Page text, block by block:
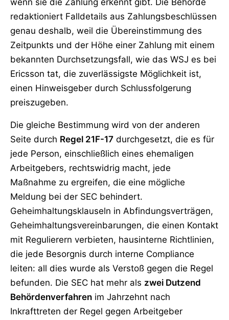
wenn sie die Zahlung erkennt gibt. Die Behörde
redaktioniert Falldetails aus Zahlungsbeschlüssen
genau deshalb, weil die Übereinstimmung des
Zeitpunkts und der Höhe einer Zahlung mit einem
bekannten Durchsetzungsfall, wie das WSJ es bei
Ericsson tat, die zuverlässigste Möglichkeit ist,
einen Hinweisgeber durch Schlussfolgerung
preiszugeben.
Die gleiche Bestimmung wird von der anderen
Seite durch Regel 21F-17 durchgesetzt, die es für
jede Person, einschließlich eines ehemaligen
Arbeitgebers, rechtswidrig macht, jede
Maßnahme zu ergreifen, die eine mögliche
Meldung bei der SEC behindert.
Geheimhaltungsklauseln in Abfindungsverträgen,
Geheimhaltungsvereinbarungen, die einen Kontakt
mit Regulierern verbieten, hausinterne Richtlinien,
die jede Besorgnis durch interne Compliance
leiten: all dies wurde als Verstoß gegen die Regel
befunden. Die SEC hat mehr als zwei Dutzend
Behördenverfahren im Jahrzehnt nach
Inkrafttreten der Regel gegen Arbeitgeber